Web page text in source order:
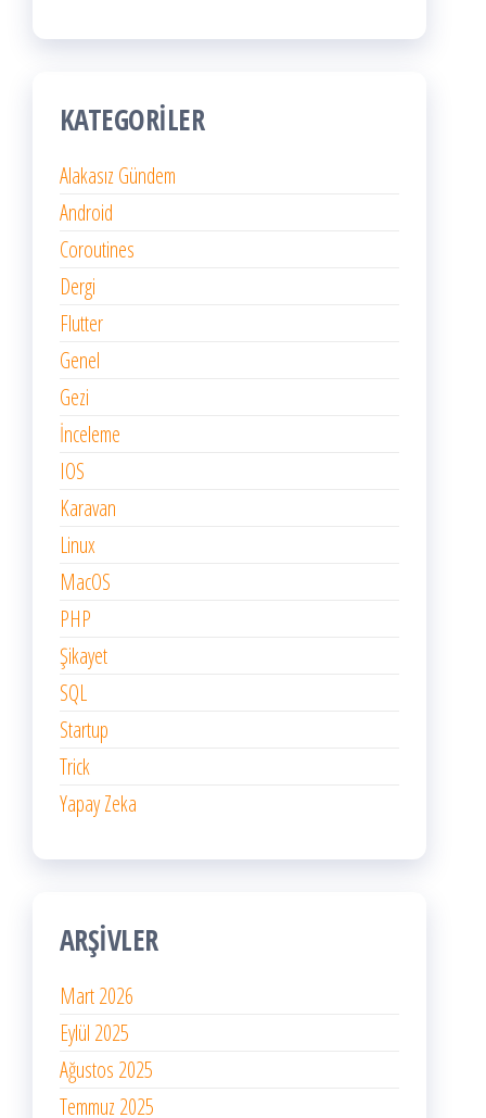
KATEGORILER
Alakasız Gündem
Android
Coroutines
Dergi
Flutter
Genel
Gezi
İnceleme
IOS
Karavan
Linux
MacOS
PHP
Şikayet
SQL
Startup
Trick
Yapay Zeka
ARŞIVLER
Mart 2026
Eylül 2025
Ağustos 2025
Temmuz 2025